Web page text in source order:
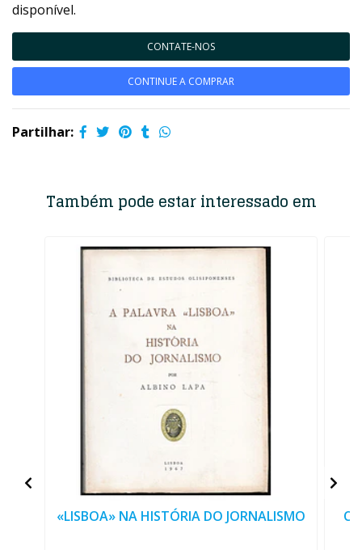
disponível.
CONTATE-NOS
CONTINUE A COMPRAR
Partilhar:
Também pode estar interessado em
«LISBOA» NA HISTÓRIA DO JORNALISMO